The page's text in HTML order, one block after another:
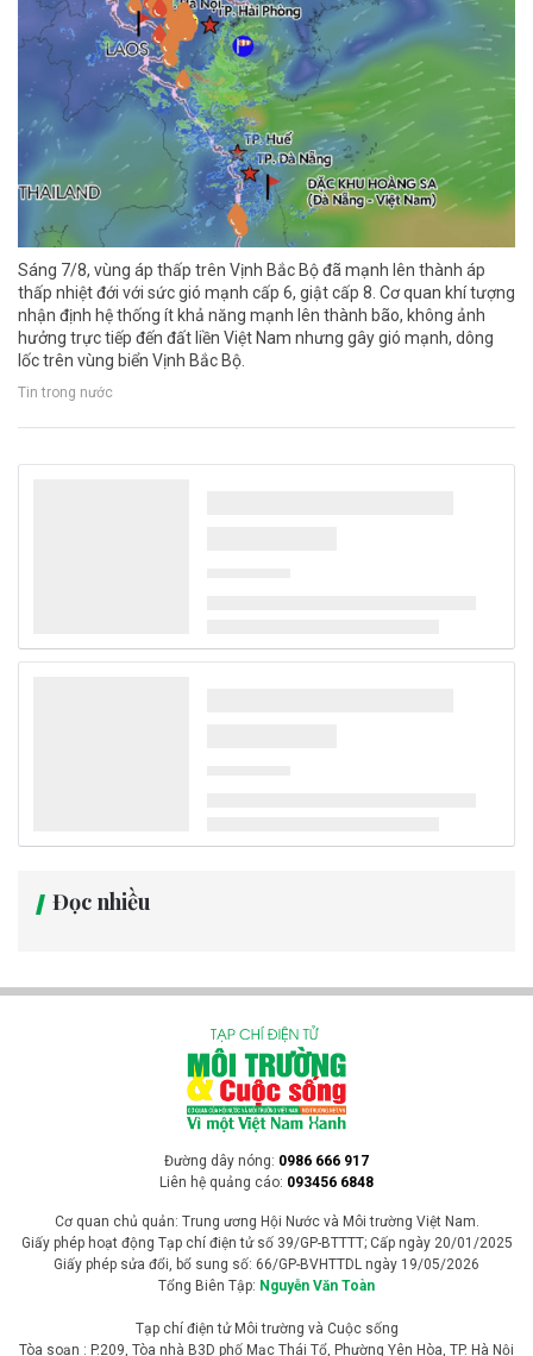
Sáng 7/8, vùng áp thấp trên Vịnh Bắc Bộ đã mạnh lên thành áp
thấp nhiệt đới với sức gió mạnh cấp 6, giật cấp 8. Cơ quan khí tượng
nhận định hệ thống ít khả năng mạnh lên thành bão, không ảnh
hưởng trực tiếp đến đất liền Việt Nam nhưng gây gió mạnh, dông
lốc trên vùng biển Vịnh Bắc Bộ.
Tin trong nước
Đọc nhiều
Đường dây nóng: 0986 666 917
Liên hệ quảng cáo: 093456 6848
Cơ quan chủ quản: Trung ương Hội Nước và Môi trường Việt Nam.
Giấy phép hoạt động Tạp chí điện tử số 39/GP-BTTTT; Cấp ngày 20/01/2025
Giấy phép sửa đổi, bổ sung số: 66/GP-BVHTTDL ngày 19/05/2026
Tổng Biên Tập: Nguyễn Văn Toàn
Tạp chí điện tử Môi trường và Cuộc sống
Tòa soạn : P.209, Tòa nhà B3D phố Mạc Thái Tổ, Phường Yên Hòa, TP. Hà Nội